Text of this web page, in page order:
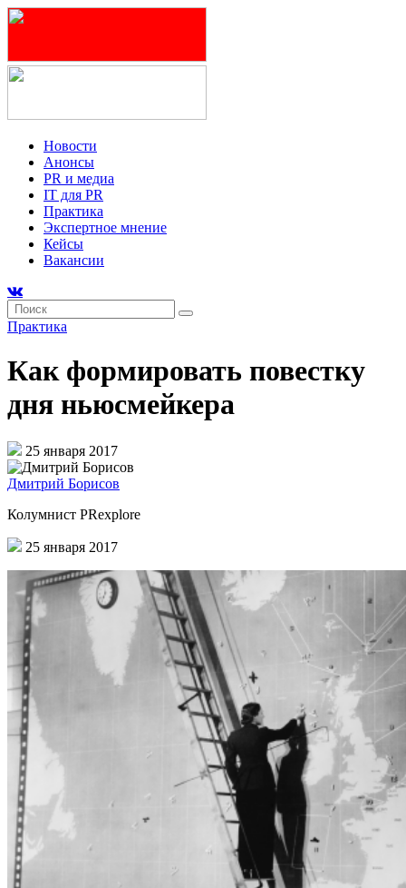
Новости
Анонсы
PR и медиа
IT для PR
Практика
Экспертное мнение
Кейсы
Вакансии
Практика
Как формировать повестку
дня ньюсмейкера
25 января 2017
Дмитрий Борисов
Колумнист PRexplore
25 января 2017